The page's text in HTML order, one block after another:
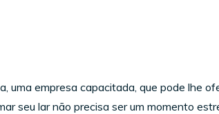
uma empresa capacitada, que pode lhe
seu lar não precisa ser um momento